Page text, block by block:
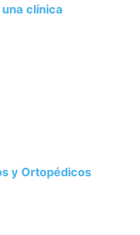
clínica
y Ortopédicos